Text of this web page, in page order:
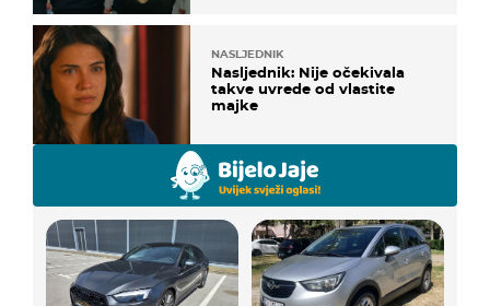
NASLJEDNIK
Nasljednik: Nije očekivala
takve uvrede od vlastite
majke